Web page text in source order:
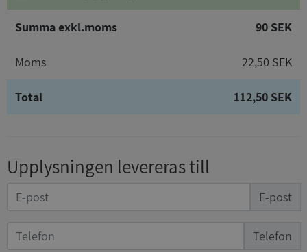
Summa exkl.moms 90 SEK
Moms 22,50 SEK
Total 112,50 SEK
Upplysningen levereras till
E-post
Telefon